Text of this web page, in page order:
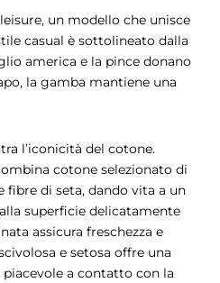
un modello che unisce
casual è sottolineato dalla
america e la pince donano
la gamba mantiene una
l’iconicità del cotone.
cotone selezionato di
fibre di seta, dando vita a un
superficie delicatamente
assicura freschezza e
e setosa offre una
a contatto con la